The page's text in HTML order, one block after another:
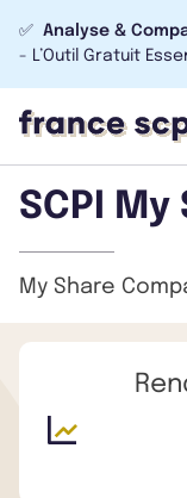
✅ Analyse &
- L’Outil Gratuit
SCPI
My Share